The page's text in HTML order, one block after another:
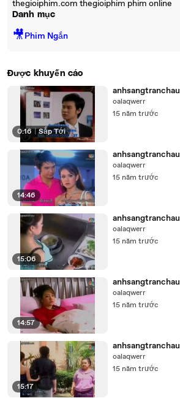
thegioiphim.com thegioiphim phim online
Danh mục
🎥Phim Ngắn
Được khuyến cáo
0:16 | Sắp Tới
oalaqwerr
15 năm trước
14:46
oalaqwerr
15 năm trước
15:06
oalaqwerr
15 năm trước
14:57
oalaqwerr
15 năm trước
15:17
oalaqwerr
15 năm trước